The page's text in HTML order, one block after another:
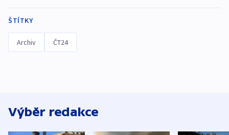
ŠTÍTKY
Archiv ČT24
Výběr redakce